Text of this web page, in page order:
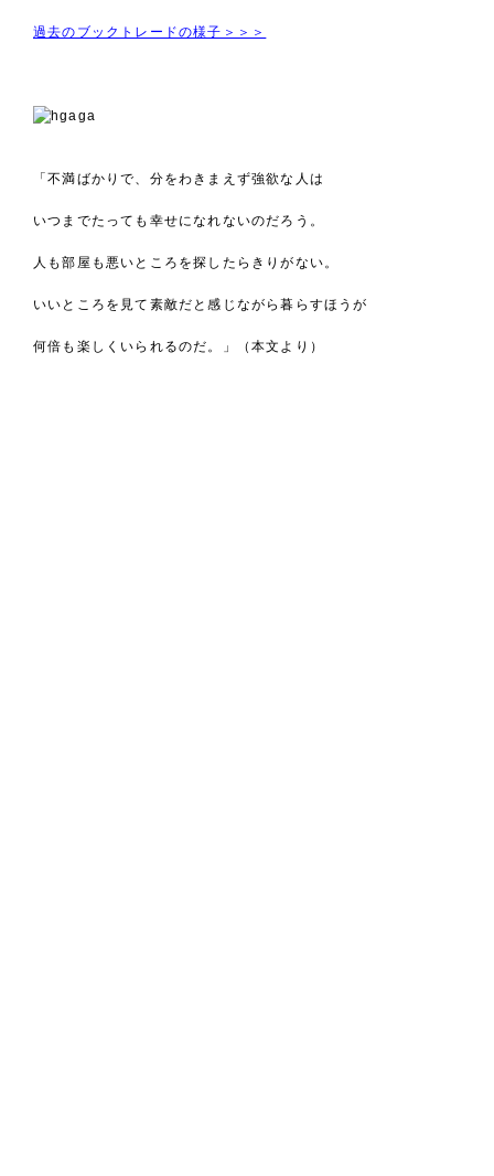
過去のブックトレードの様子＞＞＞
「不満ばかりで、分をわきまえず強欲な人は
いつまでたっても幸せになれないのだろう。
人も部屋も悪いところを探したらきりがない。
いいところを見て素敵だと感じながら暮らすほうが
何倍も楽しくいられるのだ。」（本文より）